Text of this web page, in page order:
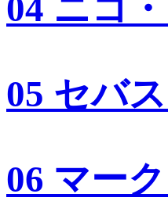
04 ニコ
05 セバ
06 マー